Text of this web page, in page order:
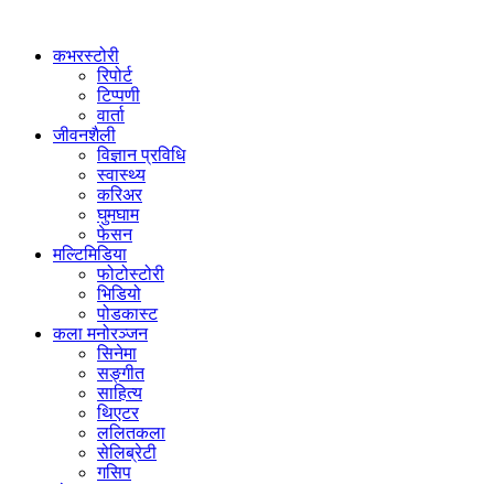
कभरस्टोरी
रिपोर्ट
टिप्पणी
वार्ता
जीवनशैली
विज्ञान प्रविधि
स्वास्थ्य
करिअर
घुमघाम
फेसन
मल्टिमिडिया
फोटोस्टोरी
भिडियो
पोडकास्ट
कला मनोरञ्जन
सिनेमा
सङ्गीत
साहित्य
थिएटर
ललितकला
सेलिब्रेटी
गसिप